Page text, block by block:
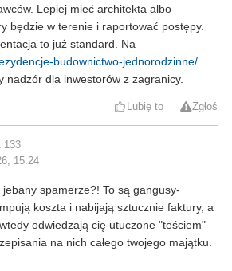
Lepiej mieć architekta albo
będzie w terenie i raportować postępy.
to już standard. Na
budownictwo-jednorodzinne/
nadzór dla inwestorów z zagranicy.
Lubię to Zgłoś
133
15:24
spamerze?! To są gangusy-
koszta i nabijają sztucznie faktury, a
odwiedzają cię utuczone "teściem"
na nich całego twojego majątku.